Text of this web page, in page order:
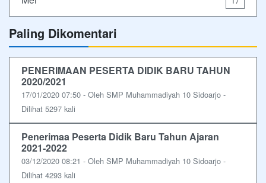
Paling Dikomentari
PENERIMAAN PESERTA DIDIK BARU TAHUN
2020/2021
17/01/2020 07:50 - Oleh SMP Muhammadiyah 10 Sidoarjo -
Dilihat 5297 kali
Penerimaa Peserta Didik Baru Tahun Ajaran
2021-2022
03/12/2020 08:21 - Oleh SMP Muhammadiyah 10 Sidoarjo -
Dilihat 4293 kali